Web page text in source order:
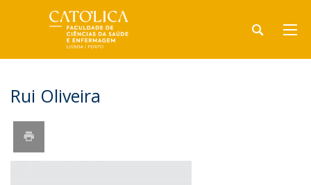
Rui Oliveira